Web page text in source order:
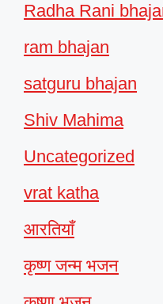
Radha Rani
ram bhajan
satguru bhajan
Shiv Mahima
Uncategorized
vrat katha
आरतियाँ
कृष्ण जन्म भजन